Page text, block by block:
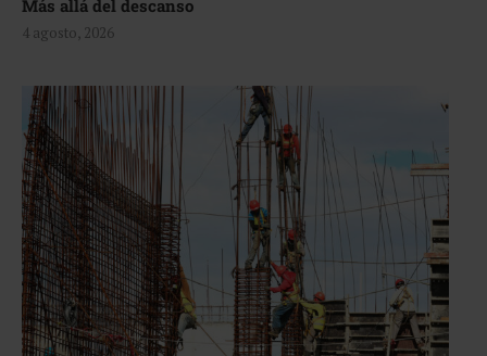
Más allá del descanso
4 agosto, 2026